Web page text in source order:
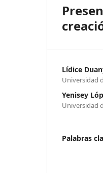
Lídice
Universidad
Yenisey
Universidad
Palabras